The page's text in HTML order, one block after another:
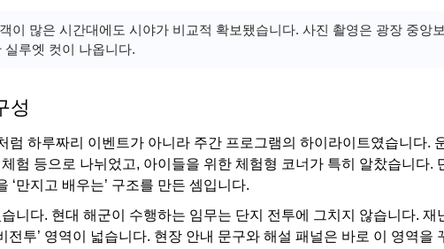
이 많은 시간대에도 시야가 비교적 확보됐습니다. 사진 촬영은 광장 중앙
루엣 컷이 나옵니다.
성
럼 하루짜리 이벤트가 아니라 주간 프로그램의 하이라이트였습니다.
험 등으로 나뉘었고, 아이들을 위한 체험형 코너가 특히 알찼습니다.
만지고 배우는’ 구조를 만든 셈입니다.
니다. 현대 해군이 수행하는 임무는 단지 전투에 그치지 않습니다. 재
전투’ 영역이 넓습니다. 현장 안내 문구와 해설 패널은 바로 이 영역을